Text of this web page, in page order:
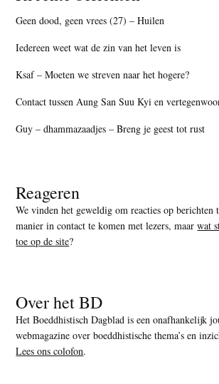
Geen dood, geen vrees (27) – Huilen
Iedereen weet wat de zin van het leven is
Ksaf – Moeten we streven naar het hogere?
Contact tussen Aung San Suu Kyi en
Guy – dhammazaadjes – Breng je geest tot rust
Reageren
We vinden het geweldig om reacties op berichten
manier in contact te komen met lezers, maarwat
toe op de site?
Over het BD
Het Boeddhistisch Dagblad is een onafhankelijk
webmagazine over boeddhistische thema’s en
Lees ons colofon.